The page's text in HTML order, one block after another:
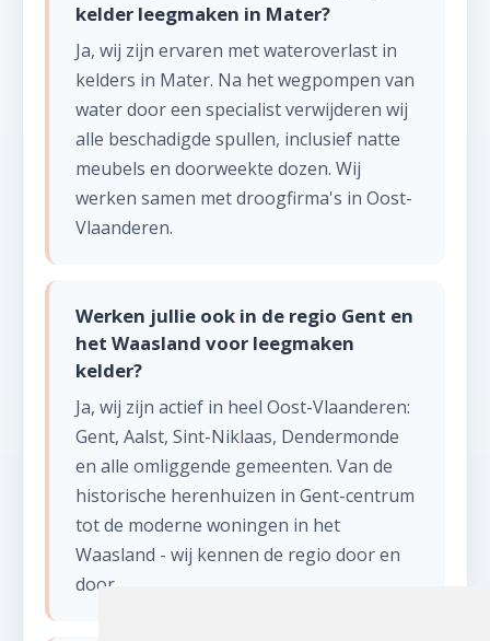
kelder leegmaken in Mater?
Ja, wij zijn ervaren met wateroverlast in
kelders in Mater. Na het wegpompen van
water door een specialist verwijderen wij
alle beschadigde spullen, inclusief natte
meubels en doorweekte dozen. Wij
werken samen met droogfirma's in Oost-
Vlaanderen.
Werken jullie ook in de regio Gent en
het Waasland voor leegmaken
kelder?
Ja, wij zijn actief in heel Oost-Vlaanderen:
Gent, Aalst, Sint-Niklaas, Dendermonde
en alle omliggende gemeenten. Van de
historische herenhuizen in Gent-centrum
tot de moderne woningen in het
Waasland - wij kennen de regio door en
door.